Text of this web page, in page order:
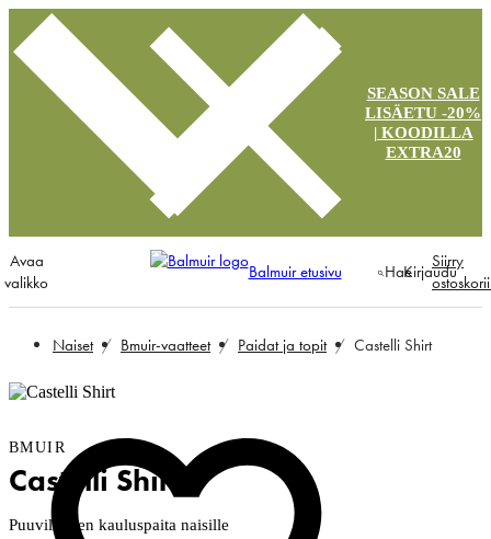
SEASON SALE
LISÄETU -20%
| KOODILLA
EXTRA20
Avaa
valikko
Balmuir etusivu HaeKirjaudu
Siirry
Naiset Bmuir-vaatteet Paidat ja topit Castelli Shirt
BMUIR
Castelli Shirt
Puuvillainen kauluspaita naisille